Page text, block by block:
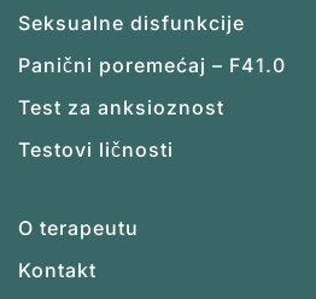
Seksualne disfunkcije
Panični poremećaj – F41.0
Test za anksioznost
Testovi ličnosti
O terapeutu
Kontakt